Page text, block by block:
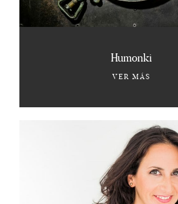
Humonki
VER MÁS